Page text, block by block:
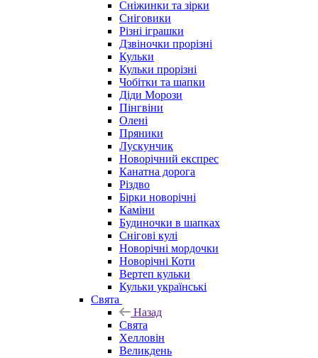
Сніжинки та зірки
Сніговики
Різні іграшки
Дзвіночки прорізні
Кульки
Кульки прорізні
Чобітки та шапки
Діди Морози
Пінгвіни
Олені
Пряники
Лускунчик
Новорічний експрес
Канатна дорога
Різдво
Бірки новорічні
Каміни
Будиночки в шапках
Снігові кулі
Новорічні мордочки
Новорічні Коти
Вертеп кульки
Кульки українські
Свята
Назад
Свята
Хелловін
Великдень